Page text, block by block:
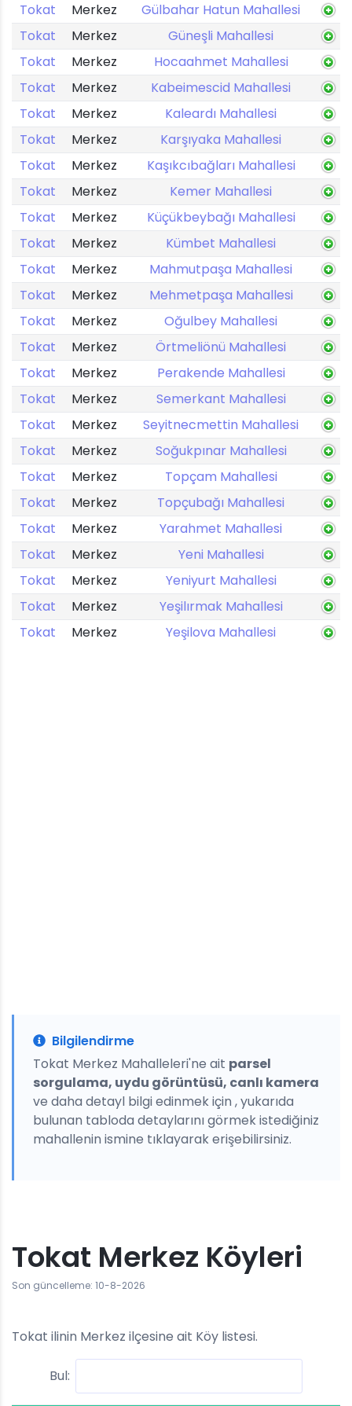
Tokat
Merkez
Gülbahar Hatun Mahallesi
Tokat
Merkez
Güneşli Mahallesi
Tokat
Merkez
Hocaahmet Mahallesi
Tokat
Merkez
Kabeimescid Mahallesi
Tokat
Merkez
Kaleardı Mahallesi
Tokat
Merkez
Karşıyaka Mahallesi
Tokat
Merkez
Kaşıkcıbağları Mahallesi
Tokat
Merkez
Kemer Mahallesi
Tokat
Merkez
Küçükbeybağı Mahallesi
Tokat
Merkez
Kümbet Mahallesi
Tokat
Merkez
Mahmutpaşa Mahallesi
Tokat
Merkez
Mehmetpaşa Mahallesi
Tokat
Merkez
Oğulbey Mahallesi
Tokat
Merkez
Örtmeliönü Mahallesi
Tokat
Merkez
Perakende Mahallesi
Tokat
Merkez
Semerkant Mahallesi
Tokat
Merkez
Seyitnecmettin Mahallesi
Tokat
Merkez
Soğukpınar Mahallesi
Tokat
Merkez
Topçam Mahallesi
Tokat
Merkez
Topçubağı Mahallesi
Tokat
Merkez
Yarahmet Mahallesi
Tokat
Merkez
Yeni Mahallesi
Tokat
Merkez
Yeniyurt Mahallesi
Tokat
Merkez
Yeşilırmak Mahallesi
Tokat
Merkez Yeşilova Mahallesi
Bilgilendirme
Tokat Merkez Mahalleleri'ne ait parsel
sorgulama, uydu görüntüsü, canlı kamera
ve daha detayl bilgi edinmek için , yukarıda
bulunan tabloda detaylarını görmek istediğiniz
mahallenin ismine tıklayarak erişebilirsiniz.
Tokat Merkez Köyleri
Son güncelleme: 10-8-2026
Tokat ilinin Merkez ilçesine ait Köy listesi.
Bul: